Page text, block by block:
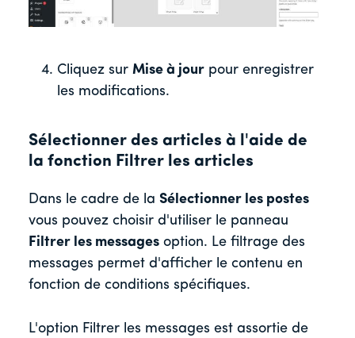
Cliquez sur Mise à jour pour enregistrer
les modifications.
Sélectionner des articles à l'aide de
la fonction Filtrer les articles
Dans le cadre de la Sélectionner les postes
vous pouvez choisir d'utiliser le panneau
Filtrer les messages option. Le filtrage des
messages permet d'afficher le contenu en
fonction de conditions spécifiques.
L'option Filtrer les messages est assortie de